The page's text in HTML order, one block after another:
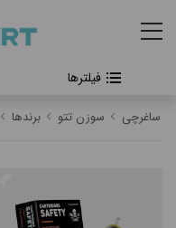
#بدون دسته بندی
#پن شارژی CHEYENNE
ساغرچی سوزن تتو برندها
فیلترها